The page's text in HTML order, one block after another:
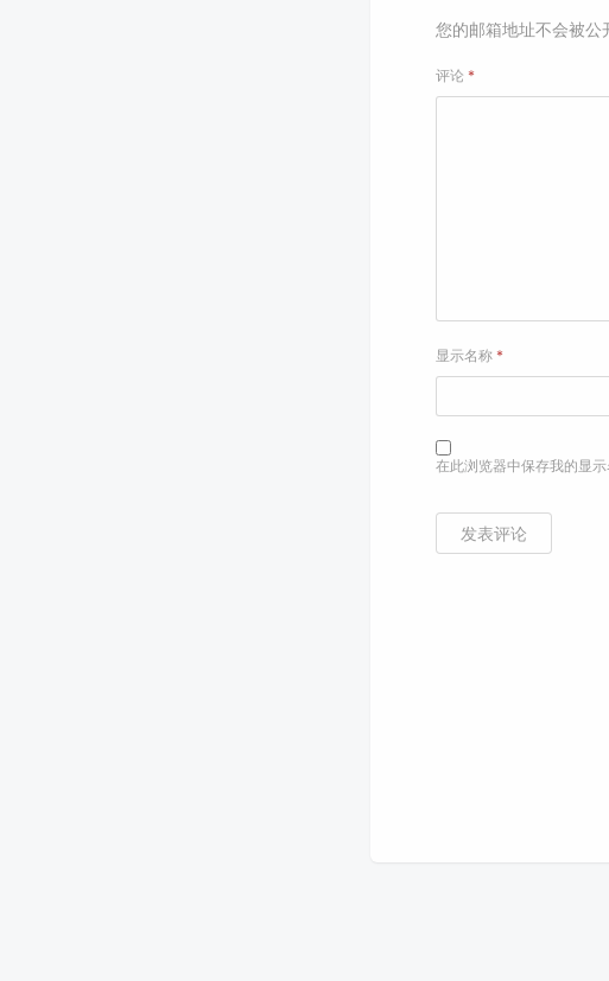
您的邮箱地址不会被公
评论 *
显示名称 *
在此浏览器中保存我的显